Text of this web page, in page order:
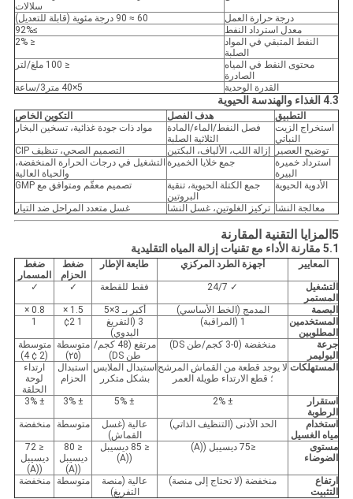
سلالات
درجة حرارة العمل
60 ≈ 90 درجة مئوية (قابلة للتعديل)
معدل استرداد النفط
≥92%
النفط المتبقي في المواد
الصلبة
≤ 2%
محتوى النفط في المياه
الصادرة
≤ 100 ملغ/لتر
القدرة الوحدية 5×40 متر3/ساعة
4.3 الغذاء والهندسة الحيوية
التطبيق هدف الفصل
التكوين الخاص
استخراج الزيت
النباتي
فصل النفط/الماء/المادة
الثلاثية الصلبة
مواد ذات جودة غذائية، تسخين البخار
توضيح العصير إزالة اللب، الألياف، البكتين
التصميم الصحي، تنظيف CIP
استرداد خميرة
البيرة
جمع خلايا الخميرة التشغيل في درجات الحرارة المنخفضة،
والحياة العالية
الأدوية الحيوية
جمع الكتلة الحيوية، تنقية
البروتين
تصميم معقّم ومتوافق مع GMP
معالجة النشا تركيز الغلوتين، غسل النشا غسل متعدد المراحل ضد التيار
5المزايا التقنية المقارنة
5.1 مقارنة الأداء مع تقنيات إزالة المياه التقليدية
المعايير أجهزة الطرد المركزي طابعة الإطار
ضغط
الحزام
ضغط
المسمار
التشغيل
المستمر
✓ 24/7 فقط للقطعة ✓
✓
البصمة المدمج (الخط الأساسي) أكبر بـ 3×5 1.5 ×
0.8 ×
المستخدمين
المطلوبين
1 (المراقبة)
3 (التفريغ
اليدوي)
1 ¢2
1
جرعة
البوليمر
منخفضة (0-3 كجم/طن DS)
مرتفع (48 كجم/
طن DS)
متوسطة
(٢٥)
متوسطة
(2 ¢ 4)
المستهلكات لا يوجد قطعة من القماش المرشح
؛ قطع الارتداء طويلة العمر
استبدال الملابس
بشكل متكرر
استبدال
الحزام
ارتداء
لوحة
الحلقة
استقرار
الرطوبة
± 2%
± 5%
± 3%
± 3%
استخدام
مياه الغسيل
الحد الأدنى (التنظيف الذاتي)
عالية (غسل
القماش)
متوسطة منخفضة
مستوى
الضوضاء
≤75 ديسيبل ((A)
≤ 85 ديسيبل
((A)
≤ 80
ديسيبل
((A)
≤ 72
ديسيبل
((A)
ارتفاع
التثبيت
منخفضة (لا تحتاج إلى منصة)
عالية (منصة
التفريغ)
متوسطة منخفضة